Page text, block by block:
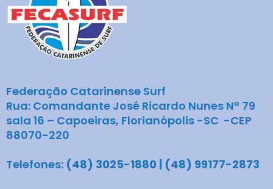
Federação Catarinense Surf
Rua: Comandante José Ricardo Nunes Nº 79
sala 16 – Capoeiras, Florianópolis -SC -CEP
88070-220
Telefones: (48) 3025-1880 | (48) 99177-2873